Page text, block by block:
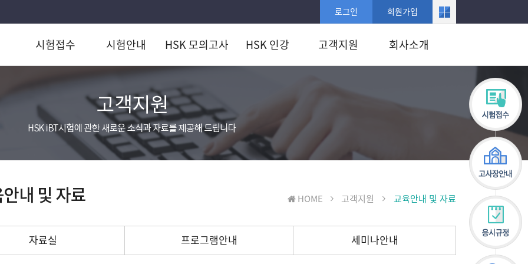
로그인 회원가입
시험접수 시험안내 HSK 모의고사 HSK 인강 고객지원 회사소개
HOME 고객지원 교육안내 및 자료
자료실 프로그램안내 세미나안내